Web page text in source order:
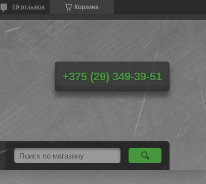
Корзина
89 отзывов
+375 (29) 349-39-51